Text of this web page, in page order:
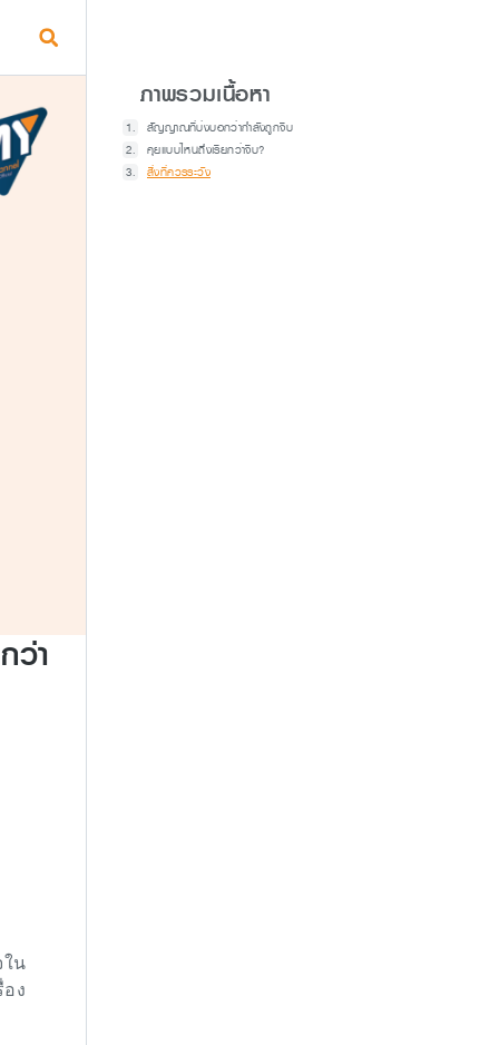
ว่า
น
ง
ภาพรวมเนื้อหา
สัญญาณที่บ่งบอกว่ากำลังถูกจีบ
คุยแบบไหนถึงเรียกว่าจีบ?
สิ่งที่ควรระวัง